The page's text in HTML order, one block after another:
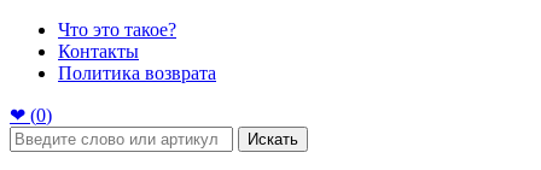
Что это такое?
Контакты
Политика возврата
❤ (0)
Искать